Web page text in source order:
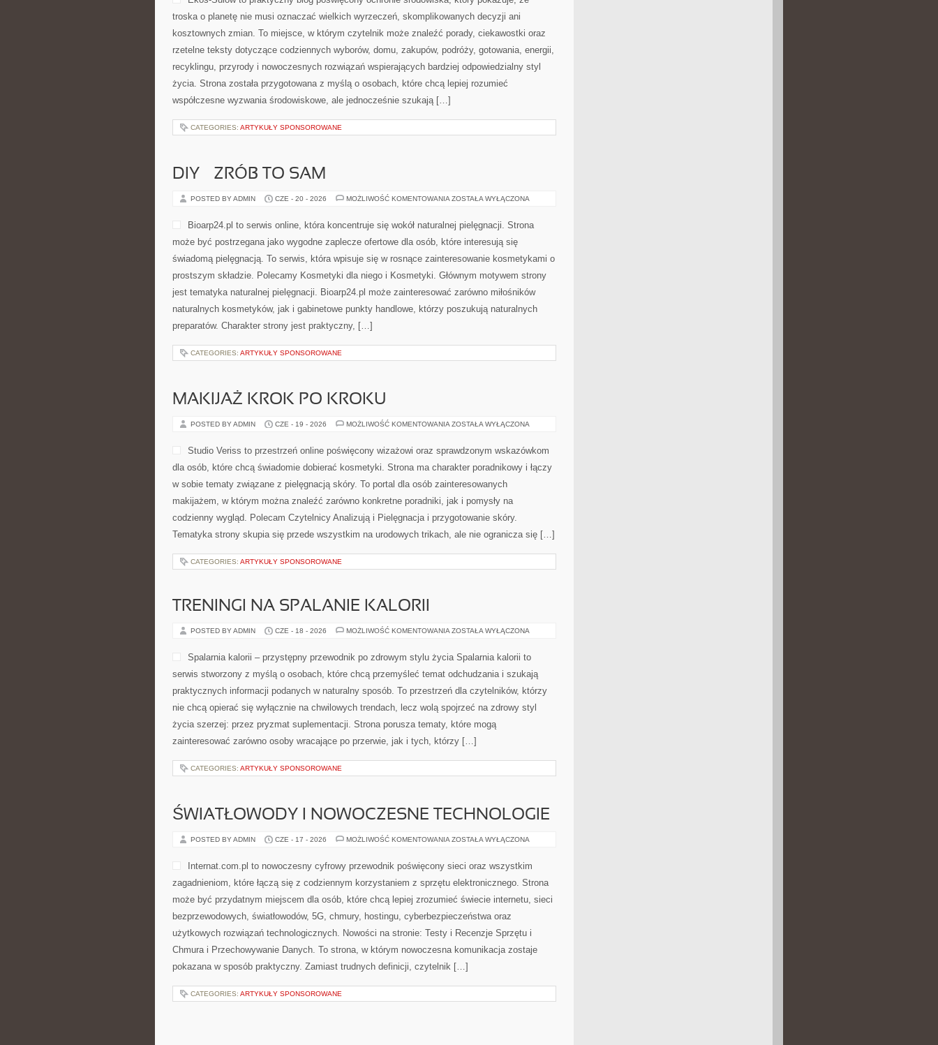
troska o planetę nie musi oznaczać wielkich wyrzeczeń, skomplikowanych decyzji ani
kosztownych zmian. To miejsce, w którym czytelnik może znaleźć porady, ciekawostki oraz
rzetelne teksty dotyczące codziennych wyborów, domu, zakupów, podróży, gotowania, energii,
recyklingu, przyrody i nowoczesnych rozwiązań wspierających bardziej odpowiedzialny styl
życia. Strona została przygotowana z myślą o osobach, które chcą lepiej rozumieć
współczesne wyzwania środowiskowe, ale jednocześnie szukają […]
CATEGORIES: ARTYKUŁY SPONSOROWANE
DIY – ZRÓB TO SAM
POSTED BY ADMIN CZE - 20 - 2026 MOŻLIWOŚĆ KOMENTOWANIA DIY
TO
SAM
ZOSTAŁA WYŁĄCZONA
Bioarp24.pl to serwis online, która koncentruje się wokół naturalnej pielęgnacji. Strona
może być postrzegana jako wygodne zaplecze ofertowe dla osób, które interesują się
świadomą pielęgnacją. To serwis, która wpisuje się w rosnące zainteresowanie kosmetykami o
prostszym składzie. Polecamy Kosmetyki dla niego i Kosmetyki. Głównym motywem strony
jest tematyka naturalnej pielęgnacji. Bioarp24.pl może zainteresować zarówno miłośników
naturalnych kosmetyków, jak i gabinetowe punkty handlowe, którzy poszukują naturalnych
preparatów. Charakter strony jest praktyczny, […]
CATEGORIES: ARTYKUŁY SPONSOROWANE
MAKIJAŻ KROK PO KROKU
POSTED BY ADMIN CZE - 19 - 2026 MOŻLIWOŚĆ KOMENTOWANIA MAKIJAŻ
KROKU
ZOSTAŁA WYŁĄCZONA
Studio Veriss to przestrzeń online poświęcony wizażowi oraz sprawdzonym wskazówkom
dla osób, które chcą świadomie dobierać kosmetyki. Strona ma charakter poradnikowy i łączy
w sobie tematy związane z pielęgnacją skóry. To portal dla osób zainteresowanych
makijażem, w którym można znaleźć zarówno konkretne poradniki, jak i pomysły na
codzienny wygląd. Polecam Czytelnicy Analizują i Pielęgnacja i przygotowanie skóry.
Tematyka strony skupia się przede wszystkim na urodowych trikach, ale nie ogranicza się […]
CATEGORIES: ARTYKUŁY SPONSOROWANE
TRENINGI NA SPALANIE KALORII
POSTED BY ADMIN CZE - 18 - 2026 MOŻLIWOŚĆ KOMENTOWANIA TRENINGI
KALORII
ZOSTAŁA WYŁĄCZONA
Spalarnia kalorii – przystępny przewodnik po zdrowym stylu życia Spalarnia kalorii to
serwis stworzony z myślą o osobach, które chcą przemyśleć temat odchudzania i szukają
praktycznych informacji podanych w naturalny sposób. To przestrzeń dla czytelników, którzy
nie chcą opierać się wyłącznie na chwilowych trendach, lecz wolą spojrzeć na zdrowy styl
życia szerzej: przez pryzmat suplementacji. Strona porusza tematy, które mogą
zainteresować zarówno osoby wracające po przerwie, jak i tych, którzy […]
CATEGORIES: ARTYKUŁY SPONSOROWANE
ŚWIATŁOWODY I NOWOCZESNE TECHNOLOGIE
POSTED BY ADMIN CZE - 17 - 2026 MOŻLIWOŚĆ KOMENTOWANIA ŚWIATŁOWODY
TECHNOLOGIE
ZOSTAŁA WYŁĄCZONA
Internat.com.pl to nowoczesny cyfrowy przewodnik poświęcony sieci oraz wszystkim
zagadnieniom, które łączą się z codziennym korzystaniem z sprzętu elektronicznego. Strona
może być przydatnym miejscem dla osób, które chcą lepiej zrozumieć świecie internetu, sieci
bezprzewodowych, światłowodów, 5G, chmury, hostingu, cyberbezpieczeństwa oraz
użytkowych rozwiązań technologicznych. Nowości na stronie: Testy i Recenzje Sprzętu i
Chmura i Przechowywanie Danych. To strona, w którym nowoczesna komunikacja zostaje
pokazana w sposób praktyczny. Zamiast trudnych definicji, czytelnik […]
CATEGORIES: ARTYKUŁY SPONSOROWANE